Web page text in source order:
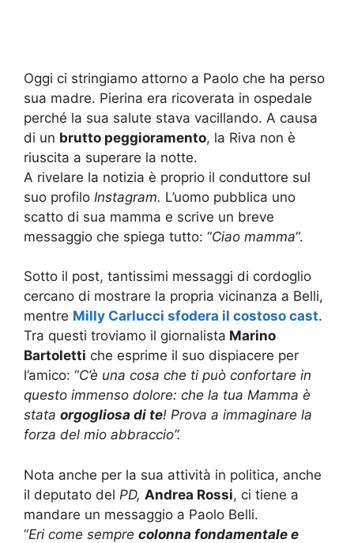
Oggi ci stringiamo attorno a Paolo che ha perso
sua madre. Pierina era ricoverata in ospedale
perché la sua salute stava vacillando. A causa
di un brutto peggioramento, la Riva non è
riuscita a superare la notte.
A rivelare la notizia è proprio il conduttore sul
suo profilo Instagram. L’uomo pubblica uno
scatto di sua mamma e scrive un breve
messaggio che spiega tutto: “Ciao mamma“.
Sotto il post, tantissimi messaggi di cordoglio
cercano di mostrare la propria vicinanza a Belli,
mentre Milly Carlucci sfodera il costoso cast.
Tra questi troviamo il giornalista Marino
Bartoletti che esprime il suo dispiacere per
l’amico: “C’è una cosa che ti può confortare in
questo immenso dolore: che la tua Mamma è
stata orgogliosa di te! Prova a immaginare la
forza del mio abbraccio”.
Nota anche per la sua attività in politica, anche
il deputato del PD, Andrea Rossi, ci tiene a
mandare un messaggio a Paolo Belli.
“Eri come sempre colonna fondamentale e